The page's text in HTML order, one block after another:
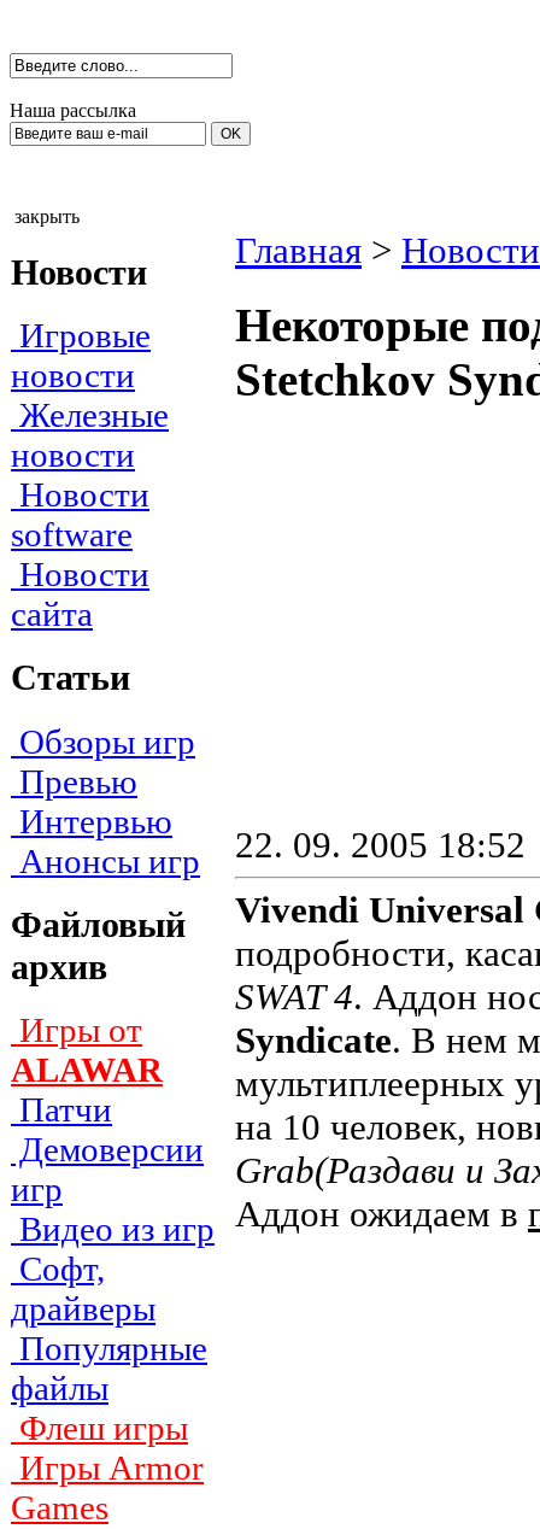
Наша рассылка
закрыть
Новости
Игровые
новости
Железные
новости
Новости
software
Новости
сайта
Статьи
Обзоры игр
Превью
Интервью
Анонсы игр
Файловый
архив
Игры от
ALAWAR
Патчи
Демоверсии
игр
Видео из игр
Софт,
драйверы
Популярные
файлы
Флеш игры
Игры Armor
Games
Главная >
Некоторые
Stetchkov
22. 09. 2005 18:52
Vivendi Universal
подробности,
SWAT 4. Аддон
Syndicate. В нем
мультиплеерных
на 10 человек,
Grab(Раздави и
Аддон ожидаем в